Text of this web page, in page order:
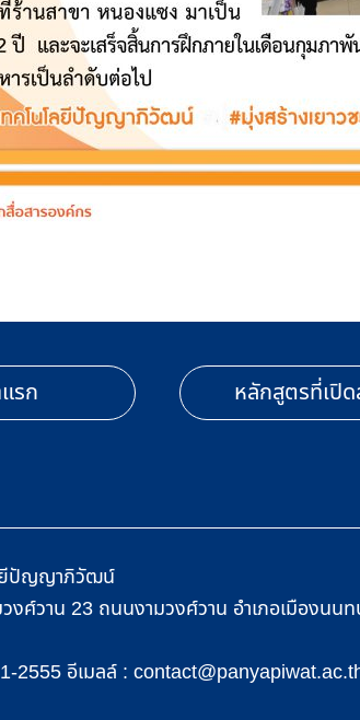
รก หลักสูตรที่เปิ
ยีปัญญาภิวัฒน์
งศ์วาน 23 ถนนงามวงศ์วาน อำเภอเมืองนน
2555 อีเมลล์ :